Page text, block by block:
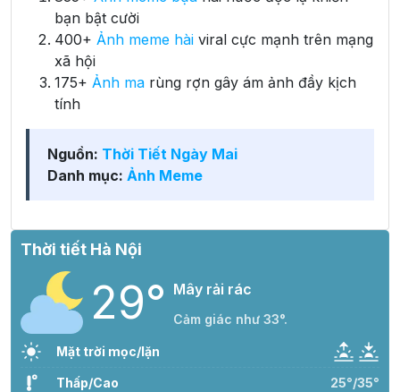
bạn bật cười
400+ Ảnh meme hài viral cực mạnh trên mạng
xã hội
175+ Ảnh ma rùng rợn gây ám ảnh đầy kịch
tính
Nguồn: Thời Tiết Ngày Mai
Danh mục: Ảnh Meme
Thời tiết Hà Nội
29° Mây rải rác
Cảm giác như 33°.
Mặt trời mọc/lặn
Thấp/Cao 25°/35°